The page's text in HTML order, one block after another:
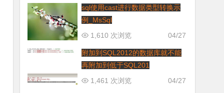
sql使用cast进行数据类型转换示
例_MsSql
04/27
1,610 次浏览
附加到SQL2012的数据库就不能
再附加到低于SQL201
04/27
1,461 次浏览